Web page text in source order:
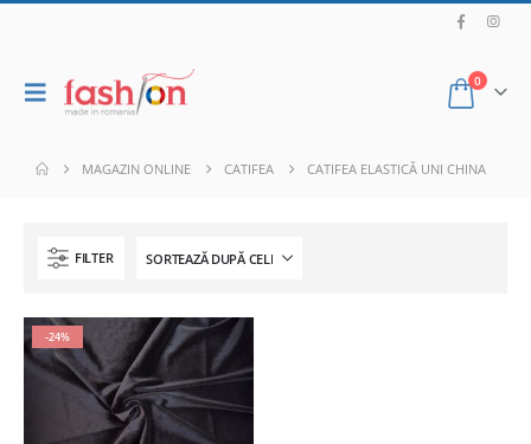
0
MAGAZIN ONLINE CATIFEA CATIFEA ELASTICĂ UNI CHINA
FILTER
-24%